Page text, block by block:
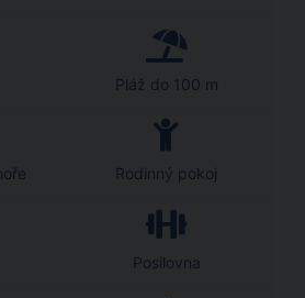
Pláž do 100 m
Rodinný pokoj
Posilovna